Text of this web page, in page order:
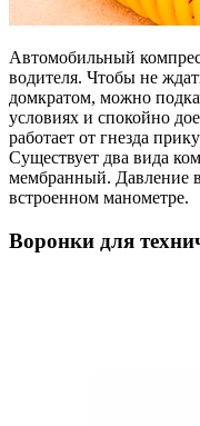
Автомобильный
водителя. Чтобы не
домкратом, можно
условиях и спокойно
работает от гнезда
Существует два вида
мембранный. Давление
встроенном манометре.
Воронки для